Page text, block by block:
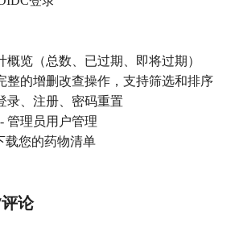
概览（总数、已过期、即将过期）
整的增删改查操作，支持筛选和排序
录、注册、密码重置
管理员用户管理
载您的药物清单
论